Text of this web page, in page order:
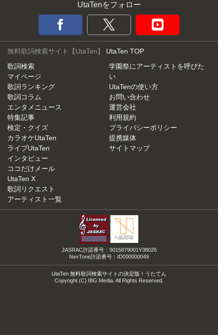
UtaTenをフォロー
無料歌詞検索サイト【UtaTen】 UtaTen TOP
歌詞検索
マイページ
歌詞ランキング
歌詞コラム
エンタメニュース
特集記事
検定・クイズ
カラオケUtaTen
ライブUtaTen
インタビュー
ココだけメール
UtaTen X
歌詞リクエスト
アーティスト一覧
学園祭にアーティストを呼びた
い
UtaTenの使い方
お問い合わせ
運営会社
利用規約
プライバシーポリシー
提携媒体
サイトマップ
JASRAC許諾番号：9015879001Y38026
NexTone許諾番号：ID000000049
UtaTen 無料歌詞検索サイトの決定版！うたてん
Copyright (C) IBG Media. All Rights Reserved.